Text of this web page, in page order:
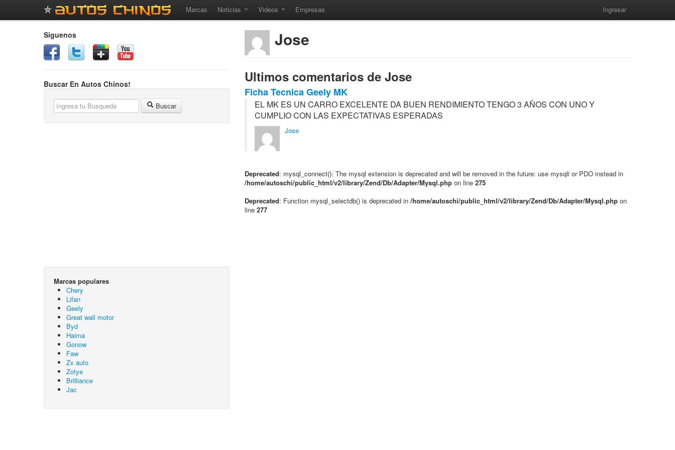
Marcas Noticias Videos Empresas Ingresar
Siguenos
Buscar En Autos Chinos!
Buscar
Marcas populares
Chery
Lifan
Geely
Great wall motor
Byd
Haima
Gonow
Faw
Zx auto
Zotye
Brilliance
Jac
Jose
Ultimos comentarios de Jose
Ficha Tecnica Geely MK
EL MK ES UN CARRO EXCELENTE DA BUEN RENDIMIENTO TENGO 3 AÑOS CON UNO Y
CUMPLIO CON LAS EXPECTATIVAS ESPERADAS
Jose
Deprecated: mysql_connect(): The mysql extension is deprecated and will be removed in the future: use mysqli or PDO instead in
/home/autoschi/public_html/v2/library/Zend/Db/Adapter/Mysql.php on line 275
Deprecated: Function mysql_selectdb() is deprecated in /home/autoschi/public_html/v2/library/Zend/Db/Adapter/Mysql.php on
line 277